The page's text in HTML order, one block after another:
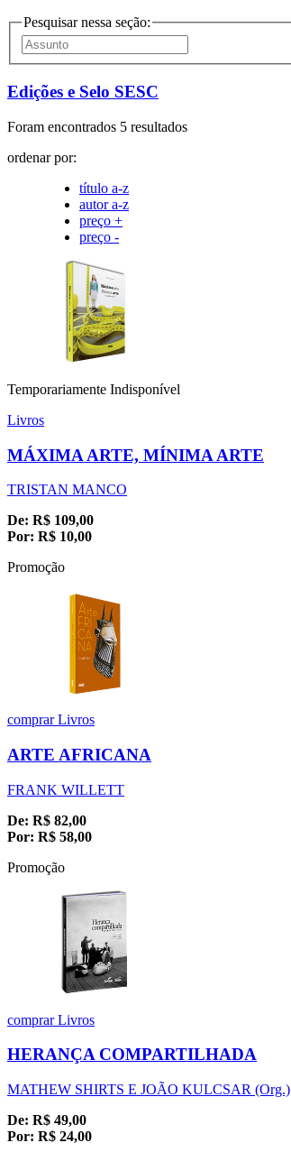
Pesquisar nessa seção:
Edições e Selo SESC
Foram encontrados 5 resultados
ordenar por:
título a-z
autor a-z
preço +
preço -
Temporariamente Indisponível
Livros
MÁXIMA ARTE, MÍNIMA ARTE
TRISTAN MANCO
De: R$ 109,00
Por: R$ 10,00
Promoção
comprarLivros
ARTE AFRICANA
FRANK WILLETT
De: R$ 82,00
Por: R$ 58,00
Promoção
comprarLivros
HERANÇA COMPARTILHADA
MATHEW SHIRTS E JOÃO KULCSAR (Org.)
De: R$ 49,00
Por: R$ 24,00